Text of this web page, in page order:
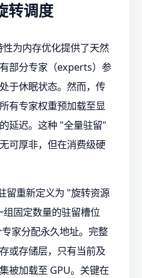
转调度
为内存优化提供了天然
部分专家（experts）参
于休眠状态。然而，传
有专家权重预加载至显
延迟。这种 "全量驻留"
可厚非，但在消费级硬
留重新定义为 "旋转资源
固定数量的驻留槽位
家分配永久地址。完整
或存储层，只有当前及
被加载至 GPU。关键在